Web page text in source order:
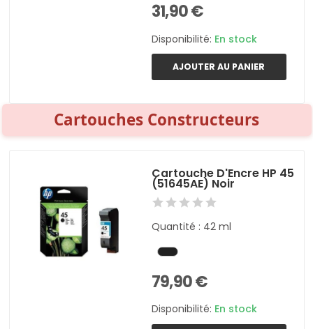
31,90 €
Disponibilité: En stock
AJOUTER AU PANIER
Cartouches Constructeurs
Cartouche D'Encre HP 45
(51645AE) Noir
Quantité : 42 ml
79,90 €
Disponibilité: En stock